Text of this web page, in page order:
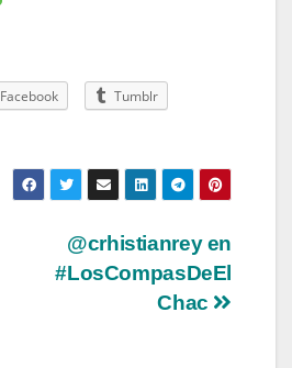
Facebook
Tumblr
@crhistianrey en
#LosCompasDeEl
Chac